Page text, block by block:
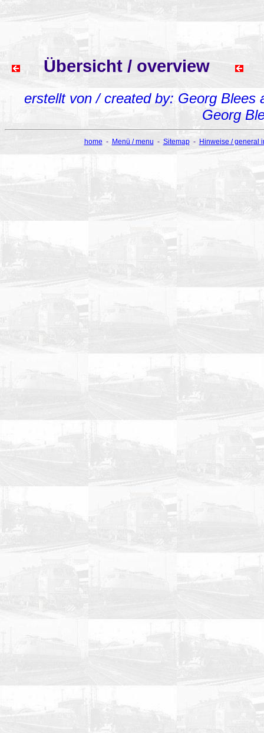
Übersicht / overview
erstellt von / created by: Georg Blees
Georg
home - Menü / menu - Sitemap- Hinweise / general